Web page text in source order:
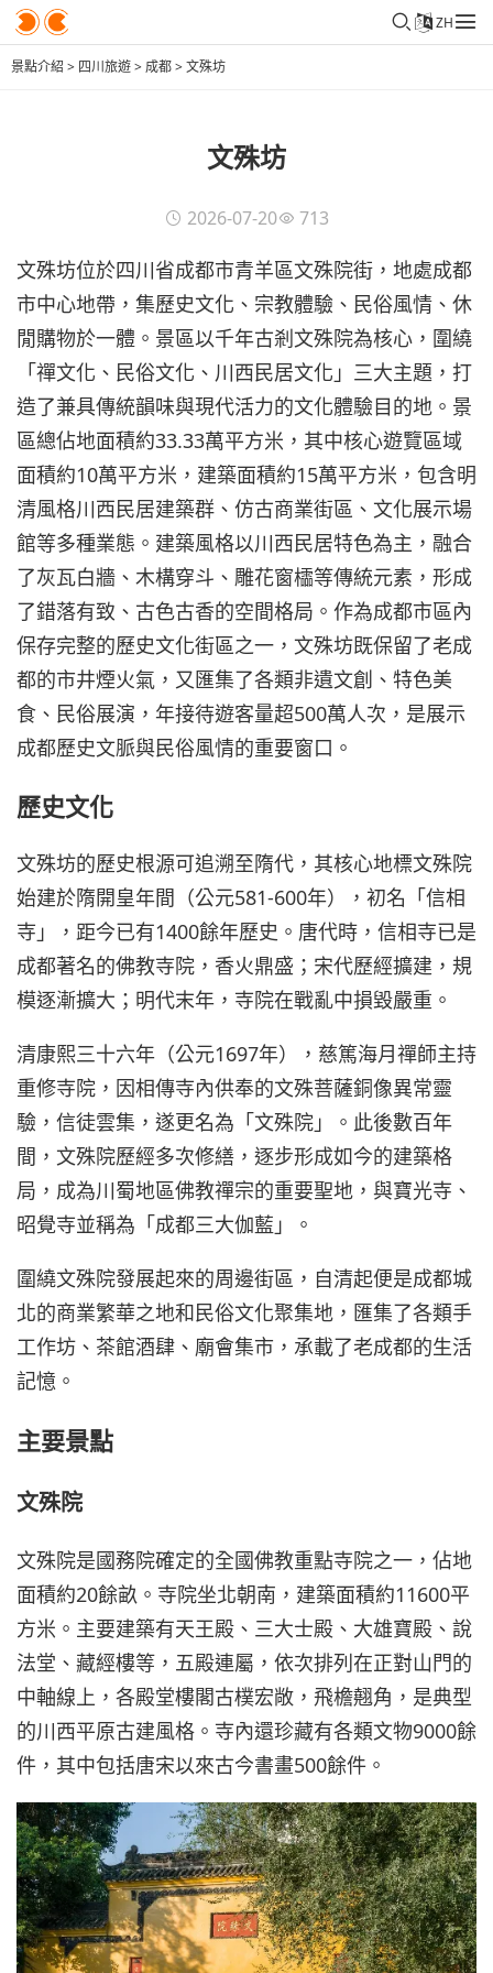
ZH
景點介紹 > 四川旅遊>成都>文殊坊
文殊坊
2026-07-20 713
文殊坊位於四川省成都市青羊區文殊院街，地處成都
市中心地帶，集歷史文化、宗教體驗、民俗風情、休
閒購物於一體。景區以千年古剎文殊院為核心，圍繞
「禪文化、民俗文化、川西民居文化」三大主題，打
造了兼具傳統韻味與現代活力的文化體驗目的地。景
區總佔地面積約33.33萬平方米，其中核心遊覽區域
面積約10萬平方米，建築面積約15萬平方米，包含明
清風格川西民居建築群、仿古商業街區、文化展示場
館等多種業態。建築風格以川西民居特色為主，融合
了灰瓦白牆、木構穿斗、雕花窗櫺等傳統元素，形成
了錯落有致、古色古香的空間格局。作為成都市區內
保存完整的歷史文化街區之一，文殊坊既保留了老成
都的市井煙火氣，又匯集了各類非遺文創、特色美
食、民俗展演，年接待遊客量超500萬人次，是展示
成都歷史文脈與民俗風情的重要窗口。
歷史文化
文殊坊的歷史根源可追溯至隋代，其核心地標文殊院
始建於隋開皇年間（公元581-600年），初名「信相
寺」，距今已有1400餘年歷史。唐代時，信相寺已是
成都著名的佛教寺院，香火鼎盛；宋代歷經擴建，規
模逐漸擴大；明代末年，寺院在戰亂中損毀嚴重。
清康熙三十六年（公元1697年），慈篤海月禪師主持
重修寺院，因相傳寺內供奉的文殊菩薩銅像異常靈
驗，信徒雲集，遂更名為「文殊院」。此後數百年
間，文殊院歷經多次修繕，逐步形成如今的建築格
局，成為川蜀地區佛教禪宗的重要聖地，與寶光寺、
昭覺寺並稱為「成都三大伽藍」。
圍繞文殊院發展起來的周邊街區，自清起便是成都城
北的商業繁華之地和民俗文化聚集地，匯集了各類手
工作坊、茶館酒肆、廟會集市，承載了老成都的生活
記憶。
主要景點
文殊院
文殊院是國務院確定的全國佛教重點寺院之一，佔地
面積約20餘畝。寺院坐北朝南，建築面積約11600平
方米。主要建築有天王殿、三大士殿、大雄寶殿、說
法堂、藏經樓等，五殿連屬，依次排列在正對山門的
中軸線上，各殿堂樓閣古樸宏敞，飛檐翹角，是典型
的川西平原古建風格。寺內還珍藏有各類文物9000餘
件，其中包括唐宋以來古今書畫500餘件。